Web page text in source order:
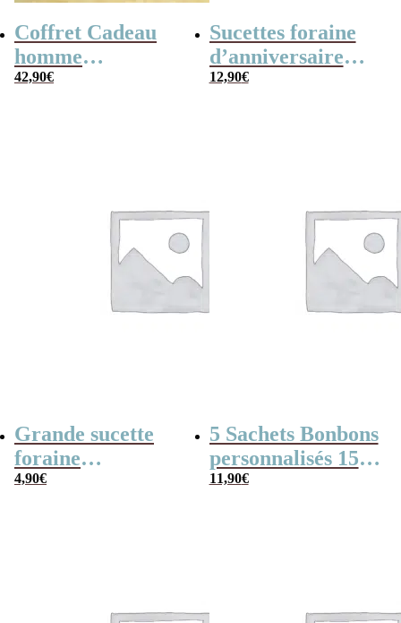
Coffret Cadeau
homme
« Génération 60
42,90€
Sucettes foraine
d’anniversaire
années 60
12,90€
Grande sucette
foraine
personnalisée des
4,90€
5 Sachets Bonbons
personnalisés 150
g – Happy Life –
11,90€